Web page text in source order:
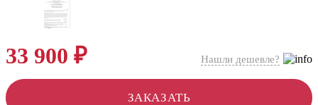
33 900 ₽ Нашли дешевле?
ЗАКАЗАТЬ